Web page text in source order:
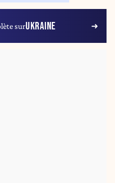
surUKRAINE